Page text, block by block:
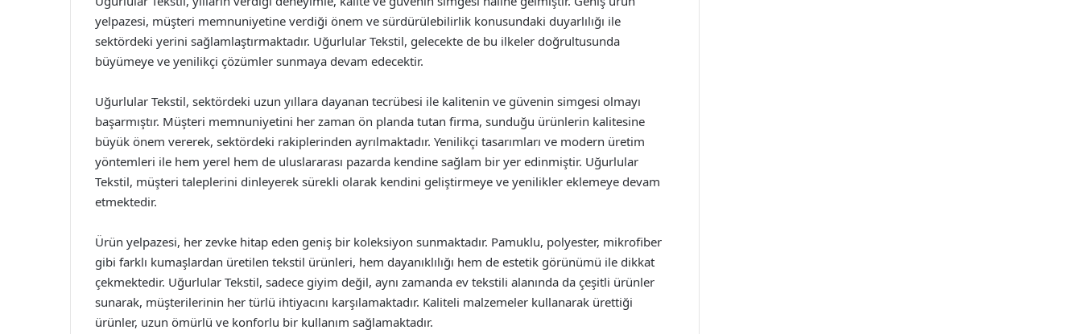
yelpazesi, müşteri memnuniyetine verdiği önem ve sürdürülebilirlik konusundaki duyarlılığı ile
sektördeki yerini sağlamlaştırmaktadır. Uğurlular Tekstil, gelecekte de bu ilkeler doğrultusunda
büyümeye ve yenilikçi çözümler sunmaya devam edecektir.
Uğurlular Tekstil, sektördeki uzun yıllara dayanan tecrübesi ile kalitenin ve güvenin simgesi olmayı
başarmıştır. Müşteri memnuniyetini her zaman ön planda tutan firma, sunduğu ürünlerin kalitesine
büyük önem vererek, sektördeki rakiplerinden ayrılmaktadır. Yenilikçi tasarımları ve modern üretim
yöntemleri ile hem yerel hem de uluslararası pazarda kendine sağlam bir yer edinmiştir. Uğurlular
Tekstil, müşteri taleplerini dinleyerek sürekli olarak kendini geliştirmeye ve yenilikler eklemeye devam
etmektedir.
Ürün yelpazesi, her zevke hitap eden geniş bir koleksiyon sunmaktadır. Pamuklu, polyester, mikrofiber
gibi farklı kumaşlardan üretilen tekstil ürünleri, hem dayanıklılığı hem de estetik görünümü ile dikkat
çekmektedir. Uğurlular Tekstil, sadece giyim değil, aynı zamanda ev tekstili alanında da çeşitli ürünler
sunarak, müşterilerinin her türlü ihtiyacını karşılamaktadır. Kaliteli malzemeler kullanarak ürettiği
ürünler, uzun ömürlü ve konforlu bir kullanım sağlamaktadır.